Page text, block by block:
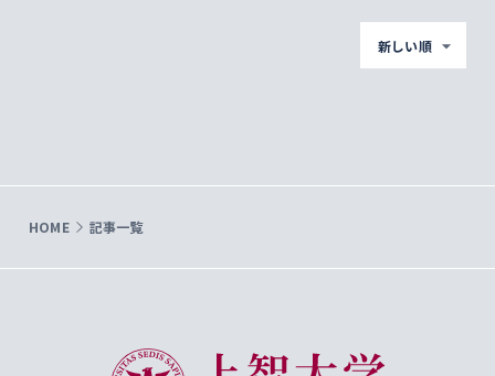
新しい順
HOME 記事一覧
上智大学 Sophia University